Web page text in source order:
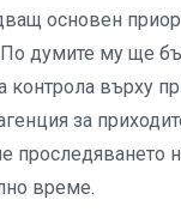
основен
По думите му ще
контрола върху
за
проследяването
време.